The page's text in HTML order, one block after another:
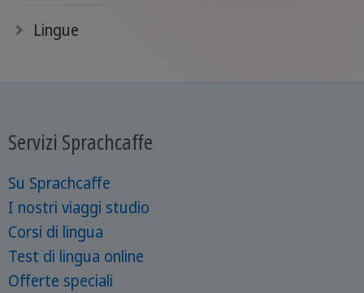
Lingue
Servizi Sprachcaffe
Su Sprachcaffe
I nostri viaggi studio
Corsi di lingua
Test di lingua online
Offerte speciali